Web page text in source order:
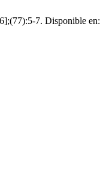
7. Disponible en: